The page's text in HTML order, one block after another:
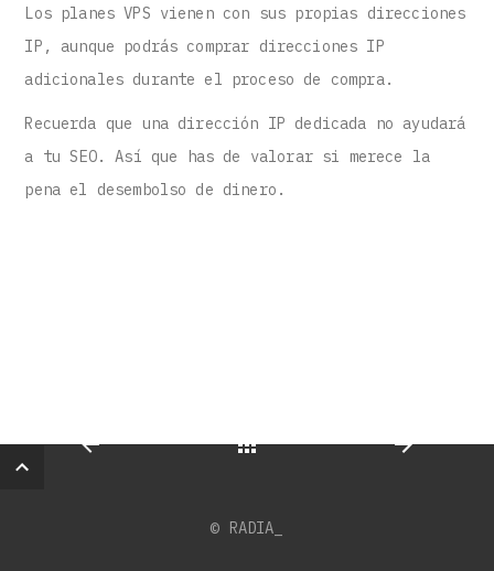
Los planes VPS vienen con sus propias direcciones
IP, aunque podrás comprar direcciones IP
adicionales durante el proceso de compra.
Recuerda que una dirección IP dedicada no ayudará
a tu SEO. Así que has de valorar si merece la
pena el desembolso de dinero.
Back
© RADIA_